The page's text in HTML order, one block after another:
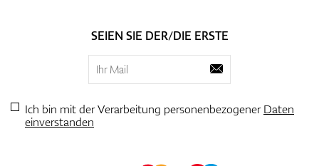
SEIEN SIE DER/DIE ERSTE
Ich bin mit der Verarbeitung personenbezogenerDaten
einverstanden